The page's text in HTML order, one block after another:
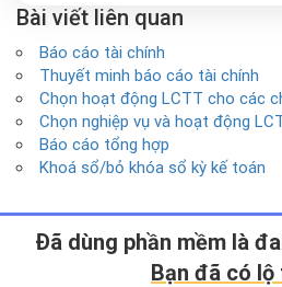
Bài viết liên quan
Báo cáo tài chính
Thuyết minh báo cáo tài chính
Chọn hoạt động LCTT cho các
Chọn nghiệp vụ và hoạt động
Báo cáo tổng hợp
Khoá sổ/bỏ khóa sổ kỳ kế toán
Ðã dùng phần mềm là
Bạn đã có lộ